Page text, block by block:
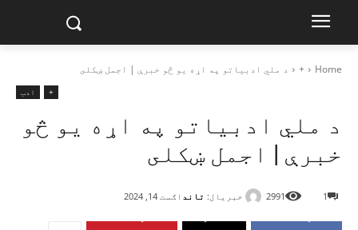
Home
+ د ملي ادبياتو په اړه يو څو خبرې | اجمل ښکلى
+ ادب
د ملي ادبياتو په اړه يو څو
خبرې | اجمل ښکلى
خبریال: تاند اګست 14, 2024 1
2991